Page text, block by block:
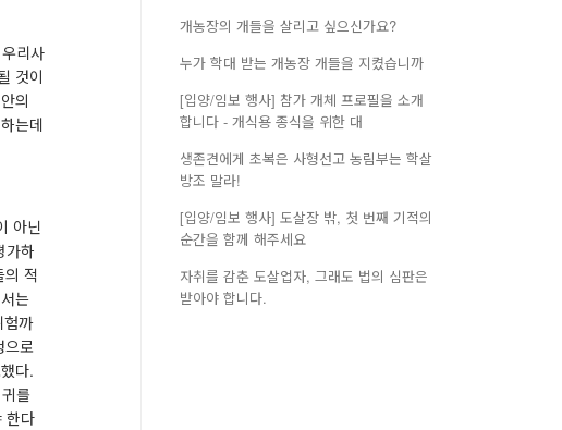
리사
것이
의
는데
아닌
가하
적
는
험까
으로
다.
를
한다
개농장의 개들을 살리고 싶으신가요?
누가 학대 받는 개농장 개들을 지켰습니까
[입양/임보 행사] 참가 개체 프로필을 소개
합니다 - 개식용 종식을 위한 대
생존견에게 초복은 사형선고 농림부는 학살
방조 말라!
[입양/임보 행사] 도살장 밖, 첫 번째 기적의
순간을 함께 해주세요
자취를 감춘 도살업자, 그래도 법의 심판은
받아야 합니다.